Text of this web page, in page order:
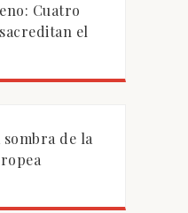
Cuatro
el
de la